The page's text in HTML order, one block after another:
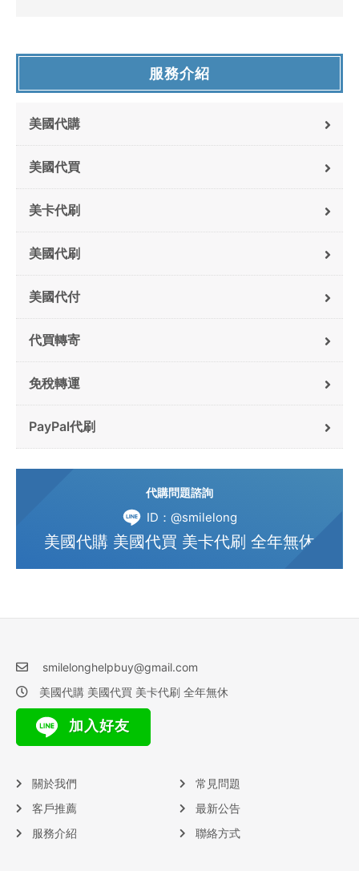
服務介紹
美國代購
美國代買
美卡代刷
美國代刷
美國代付
代買轉寄
免稅轉運
PayPal代刷
代購問題諮詢
ID：@smilelong
美國代購 美國代買 美卡代刷 全年無休
smilelonghelpbuy@gmail.com
美國代購 美國代買 美卡代刷 全年無休
加入好友
關於我們
客戶推薦
服務介紹
常見問題
最新公告
聯絡方式